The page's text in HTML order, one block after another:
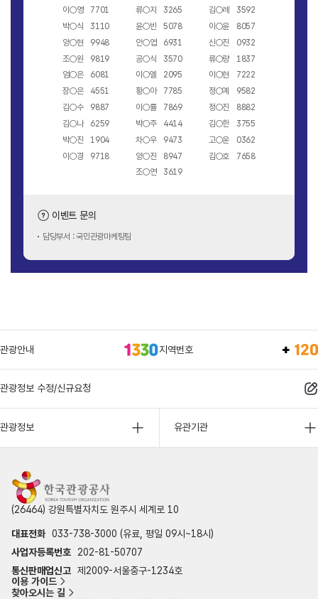
이○영 7701
류○지 3265
김○례 3592
박○식 3110
윤○빈 5078
이○윤 8057
양○현 9948
안○엽 6931
신○진 0932
조○원 9819
공○식 3570
류○량 1837
엄○은 6081
이○엘 2095
이○현 7222
장○은 4551
황○아 7785
정○예 9582
김○수 9887
이○률 7869
정○진 8882
김○나 6259
박○주 4414
김○한 3755
박○진 1904
차○우 9473
고○운 0362
이○경 9718
양○진 8947
김○호 7658
조○연 3619
이벤트 문의
담당부서 : 국민관광마케팅팀
관광안내 지역번호
관광정보 수정/신규요청
관광정보 유관기관
(26464) 강원특별자치도 원주시 세계로 10
대표전화 033-738-3000 (유료, 평일 09시~18시)
사업자등록번호
202-81-50707
통신판매업신고 제2009-서울중구-1234호
이용 가이드
찾아오시는 길